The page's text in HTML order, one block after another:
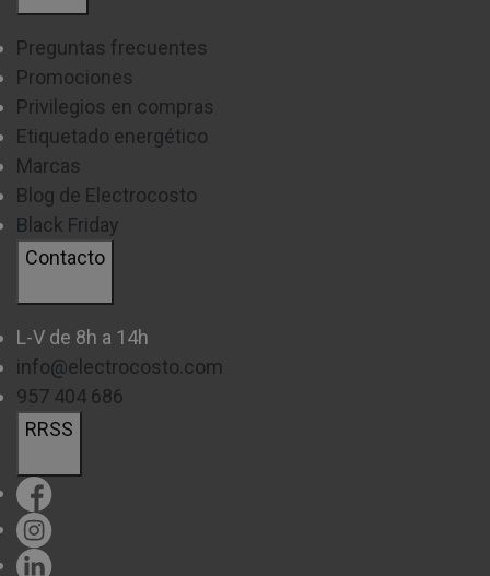
Preguntas frecuentes
Promociones
Privilegios en compras
Etiquetado energético
Marcas
Blog de Electrocosto
Black Friday
Contacto
L-V de 8h a 14h
info@electrocosto.com
957 404 686
RRSS